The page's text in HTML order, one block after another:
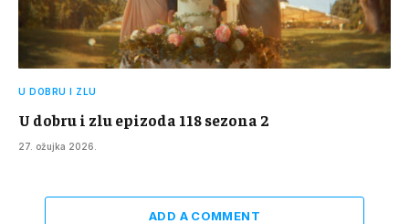
U DOBRU I ZLU
U dobru i zlu epizoda 118 sezona 2
27. ožujka 2026.
ADD A COMMENT